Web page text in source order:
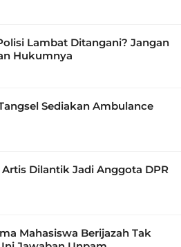
Lambat Ditangani? Jangan
Hukumnya
Sediakan Ambulance
Artis Dilantik Jadi Anggota DPR
Mahasiswa Berijazah Tak